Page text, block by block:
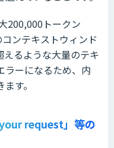
200,000トークン
ンテキストウィンド
えるような大量のテキ
ラーになるため、内
す。
request」等の